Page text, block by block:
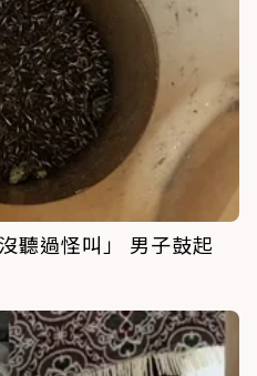
聽過怪叫」 男子鼓起